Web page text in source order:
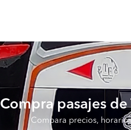
Compra pasajes
Compara precios,